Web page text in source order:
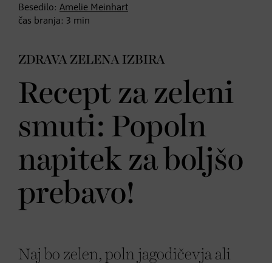
Besedilo: Amelie Meinhart
čas branja: 3 min
ZDRAVA ZELENA IZBIRA
Recept za zeleni
smuti: Popoln
napitek za boljšo
prebavo!
Naj bo zelen, poln jagodičevja ali